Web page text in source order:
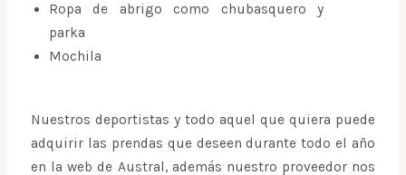
Ropa de abrigo como chubasquero y
parka
Mochila
Nuestros deportistas y todo aquel que quiera puede
adquirir las prendas que deseen durante todo el año
en la web de Austral, además nuestro proveedor nos